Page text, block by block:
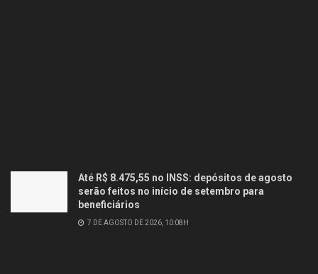
Até R$ 8.475,55 no INSS: depósitos de agosto
serão feitos no início de setembro para
beneficiários
7 DE AGOSTO DE 2026, 10:08H